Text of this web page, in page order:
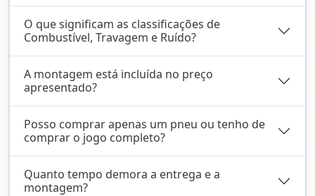
O que significam as classificações de
Combustível, Travagem e Ruído?
A montagem está incluída no preço
apresentado?
Posso comprar apenas um pneu ou tenho de
comprar o jogo completo?
Quanto tempo demora a entrega e a
montagem?